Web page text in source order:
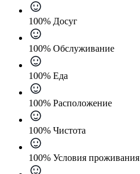
100% Досуг
100% Обслуживание
100% Еда
100% Расположение
100% Чистота
100% Условия проживания